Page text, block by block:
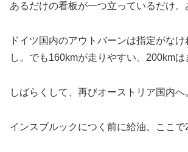
あるだけの看板が一つ立っているだけ。
ドイツ国内のアウトバーンは指定がな
し。でも160kmが走りやすい。200kmは
しばらくして、再びオーストリア国内へ
インスブルックにつく前に給油。ここで